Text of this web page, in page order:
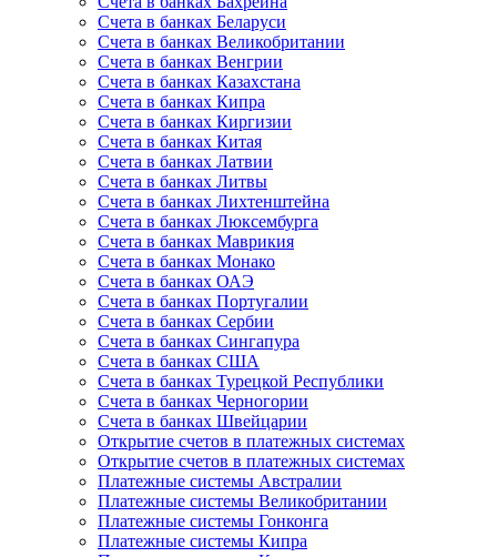
Счета в банках Беларуси
Счета в банках Великобритании
Счета в банках Венгрии
Счета в банках Казахстана
Счета в банках Кипра
Счета в банках Киргизии
Счета в банках Китая
Счета в банках Латвии
Счета в банках Литвы
Счета в банках Лихтенштейна
Счета в банках Люксембурга
Счета в банках Маврикия
Счета в банках Монако
Счета в банках ОАЭ
Счета в банках Португалии
Счета в банках Сербии
Счета в банках Сингапура
Счета в банках США
Счета в банках Турецкой Республики
Счета в банках Черногории
Счета в банках Швейцарии
Открытие счетов в платежных системах
Открытие счетов в платежных системах
Платежные системы Австралии
Платежные системы Великобритании
Платежные системы Гонконга
Платежные системы Кипра